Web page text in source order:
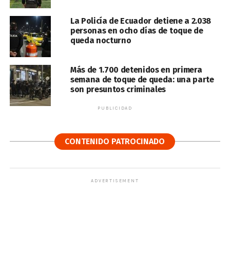
La Policía de Ecuador detiene a 2.038
personas en ocho días de toque de
queda nocturno
Más de 1.700 detenidos en primera
semana de toque de queda: una parte
son presuntos criminales
PUBLICIDAD
CONTENIDO PATROCINADO
ADVERTISEMENT